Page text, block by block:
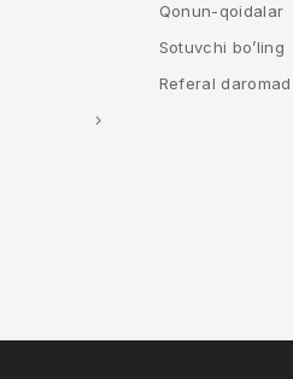
Qonun-qoidalar
Sotuvchi bo’ling
Referal daromad